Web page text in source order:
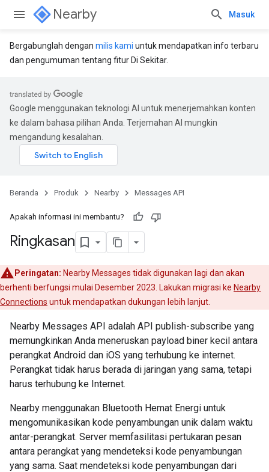
Nearby Masuk
Bergabunglah dengan milis kami untuk mendapatkan info terbaru
dan pengumuman tentang fitur Di Sekitar.
Google menggunakan teknologi AI untuk menerjemahkan konten
ke dalam bahasa pilihan Anda. Terjemahan AI mungkin
mengandung kesalahan.
Beranda Produk Nearby Messages API
Apakah informasi ini membantu?
Ringkasan
Peringatan: Nearby Messages tidak digunakan lagi dan akan
berhenti berfungsi mulai Desember 2023. Lakukan migrasi ke Nearby
Connections untuk mendapatkan dukungan lebih lanjut.
Nearby Messages API adalah API publish-subscribe yang
memungkinkan Anda meneruskan payload biner kecil antara
perangkat Android dan iOS yang terhubung ke internet.
Perangkat tidak harus berada di jaringan yang sama, tetapi
harus terhubung ke Internet.
Nearby menggunakan Bluetooth Hemat Energi untuk
mengomunikasikan kode penyambungan unik dalam waktu
antar-perangkat. Server memfasilitasi pertukaran pesan
antara perangkat yang mendeteksi kode penyambungan
yang sama. Saat mendeteksi kode penyambungan dari